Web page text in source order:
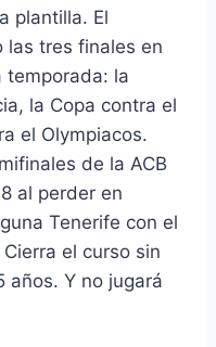
plantilla. El
las tres finales en
temporada: la
la Copa contra el
el Olympiacos.
de la ACB
al perder en
Tenerife con el
el curso sin
años. Y no jugará